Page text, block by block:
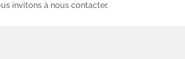
invitons à nous contacter.